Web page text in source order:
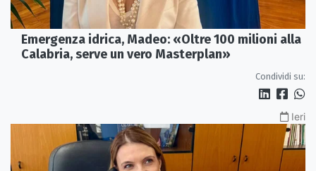
Emergenza idrica, Madeo: «Oltre 100 milioni alla
Calabria, serve un vero Masterplan»
Condividi su:
Ieri